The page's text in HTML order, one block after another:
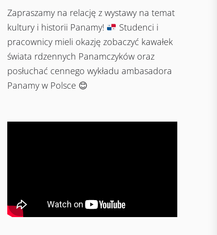
Zapraszamy na relację z wystawy na temat
kultury i historii Panamy!
Studenci i
pracownicy mieli okazję zobaczyć kawałek
świata rdzennych Panamczyków oraz
posłuchać cennego wykładu ambasadora
Panamy w Polsce 😊